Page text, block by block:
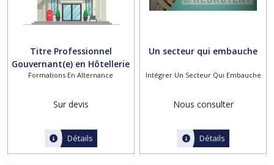
Titre Professionnel
Gouvernant(e) en Hôtellerie
Formations En Alternance
Sur devis
Détails
Un secteur qui embauche
Intégrer Un Secteur Qui Embauche
Nous consulter
Détails